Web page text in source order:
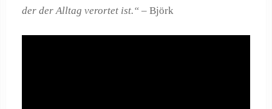
der der Alltag verortet ist.“ –Björk